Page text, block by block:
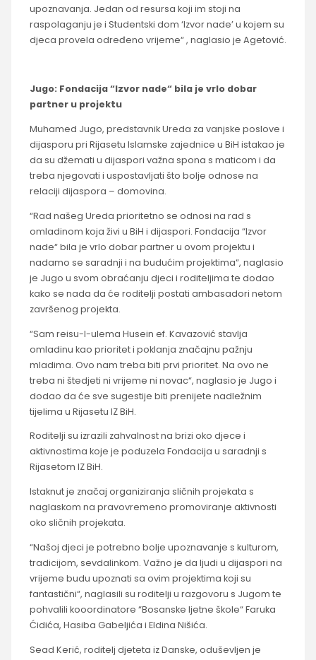
upoznavanja. Jedan od resursa koji im stoji na
raspolaganju je i Studentski dom ‘Izvor nade’ u kojem su
djeca provela određeno vrijeme“ , naglasio je Agetović.
Jugo: Fondacija “Izvor nade“ bila je vrlo dobar
partner u projektu
Muhamed Jugo, predstavnik Ureda za vanjske poslove i
dijasporu pri Rijasetu Islamske zajednice u BiH istakao je
da su džemati u dijaspori važna spona s maticom i da
treba njegovati i uspostavljati što bolje odnose na
relaciji dijaspora – domovina.
“Rad našeg Ureda prioritetno se odnosi na rad s
omladinom koja živi u BiH i dijaspori. Fondacija “Izvor
nade“ bila je vrlo dobar partner u ovom projektu i
nadamo se saradnji i na budućim projektima“, naglasio
je Jugo u svom obraćanju djeci i roditeljima te dodao
kako se nada da će roditelji postati ambasadori netom
završenog projekta.
“Sam reisu-l-ulema Husein ef. Kavazović stavlja
omladinu kao prioritet i poklanja značajnu pažnju
mladima. Ovo nam treba biti prvi prioritet. Na ovo ne
treba ni štedjeti ni vrijeme ni novac“, naglasio je Jugo i
dodao da će sve sugestije biti prenijete nadležnim
tijelima u Rijasetu IZ BiH.
Roditelji su izrazili zahvalnost na brizi oko djece i
aktivnostima koje je poduzela Fondacija u saradnji s
Rijasetom IZ BiH.
Istaknut je značaj organiziranja sličnih projekata s
naglaskom na pravovremeno promoviranje aktivnosti
oko sličnih projekata.
“Našoj djeci je potrebno bolje upoznavanje s kulturom,
tradicijom, sevdalinkom. Važno je da ljudi u dijaspori na
vrijeme budu upoznati sa ovim projektima koji su
fantastični“, naglasili su roditelji u razgovoru s Jugom te
pohvalili kooordinatore “Bosanske ljetne škole“ Faruka
Ćidića, Hasiba Gabeljića i Eldina Nišića.
Sead Kerić, roditelj djeteta iz Danske, oduševljen je